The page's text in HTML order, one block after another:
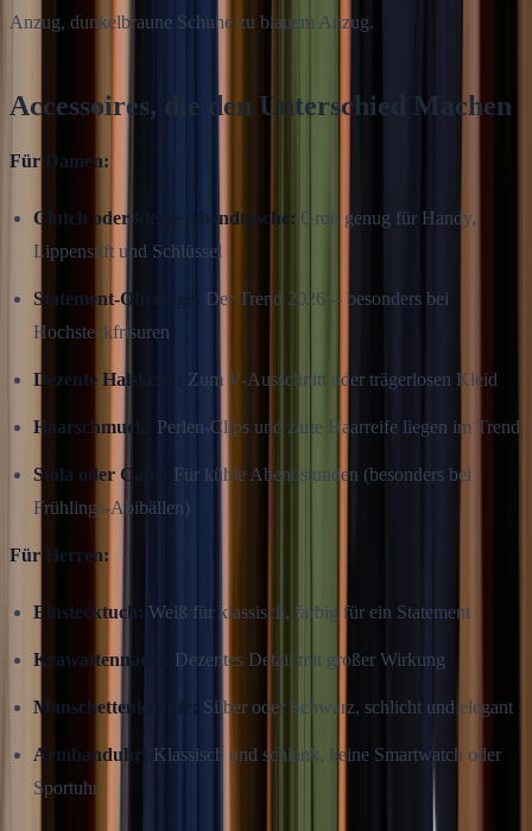
Anzug, dunkelbraune Schuhe zu blauem Anzug.
Accessoires, die den Unterschied Machen
Für Damen:
Clutch oder kleine Abendtasche: Groß genug für Handy,
Lippenstift und Schlüssel
Statement-Ohrringe:
Der Trend 2026 -- besonders bei
Hochsteckfrisuren
Dezente Halskette: Zum V-Ausschnitt oder trägerlosen Kleid
Haarschmuck: Perlen-Clips und zarte Haarreife liegen im Trend
Stola oder Cape:
Für kühle Abendstunden (besonders bei
Frühlings-Abibällen)
Für Herren:
Einstecktuch: Weiß für klassisch, farbig für ein Statement
Krawattennadel: Dezentes Detail mit großer Wirkung
Manschettenknöpfe: Silber oder Schwarz, schlicht und elegant
Armbanduhr:
Klassisch und schlank, keine Smartwatch oder
Sportuhr